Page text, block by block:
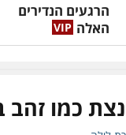
הרגעים הנדירים
האלה